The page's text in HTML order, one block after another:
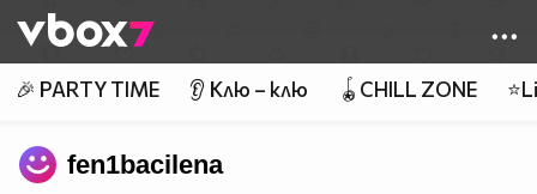
👾
🎉 PARTY TIME 👂 Клю – клю 🪀CHILL ZONE
fen1bacilena